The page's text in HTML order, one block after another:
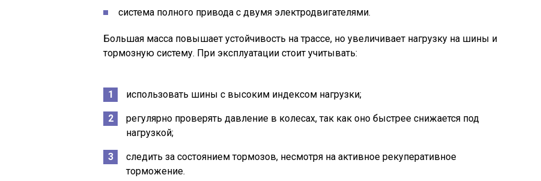
система полного привода с двумя электродвигателями.
Большая масса повышает устойчивость на трассе, но увеличивает нагрузку на шины и
тормозную систему. При эксплуатации стоит учитывать:
использовать шины с высоким индексом нагрузки;
регулярно проверять давление в колесах, так как оно быстрее снижается под
нагрузкой;
следить за состоянием тормозов, несмотря на активное рекуперативное
торможение.